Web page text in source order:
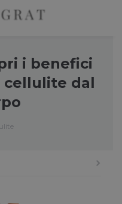
i benefici
cellulite dal